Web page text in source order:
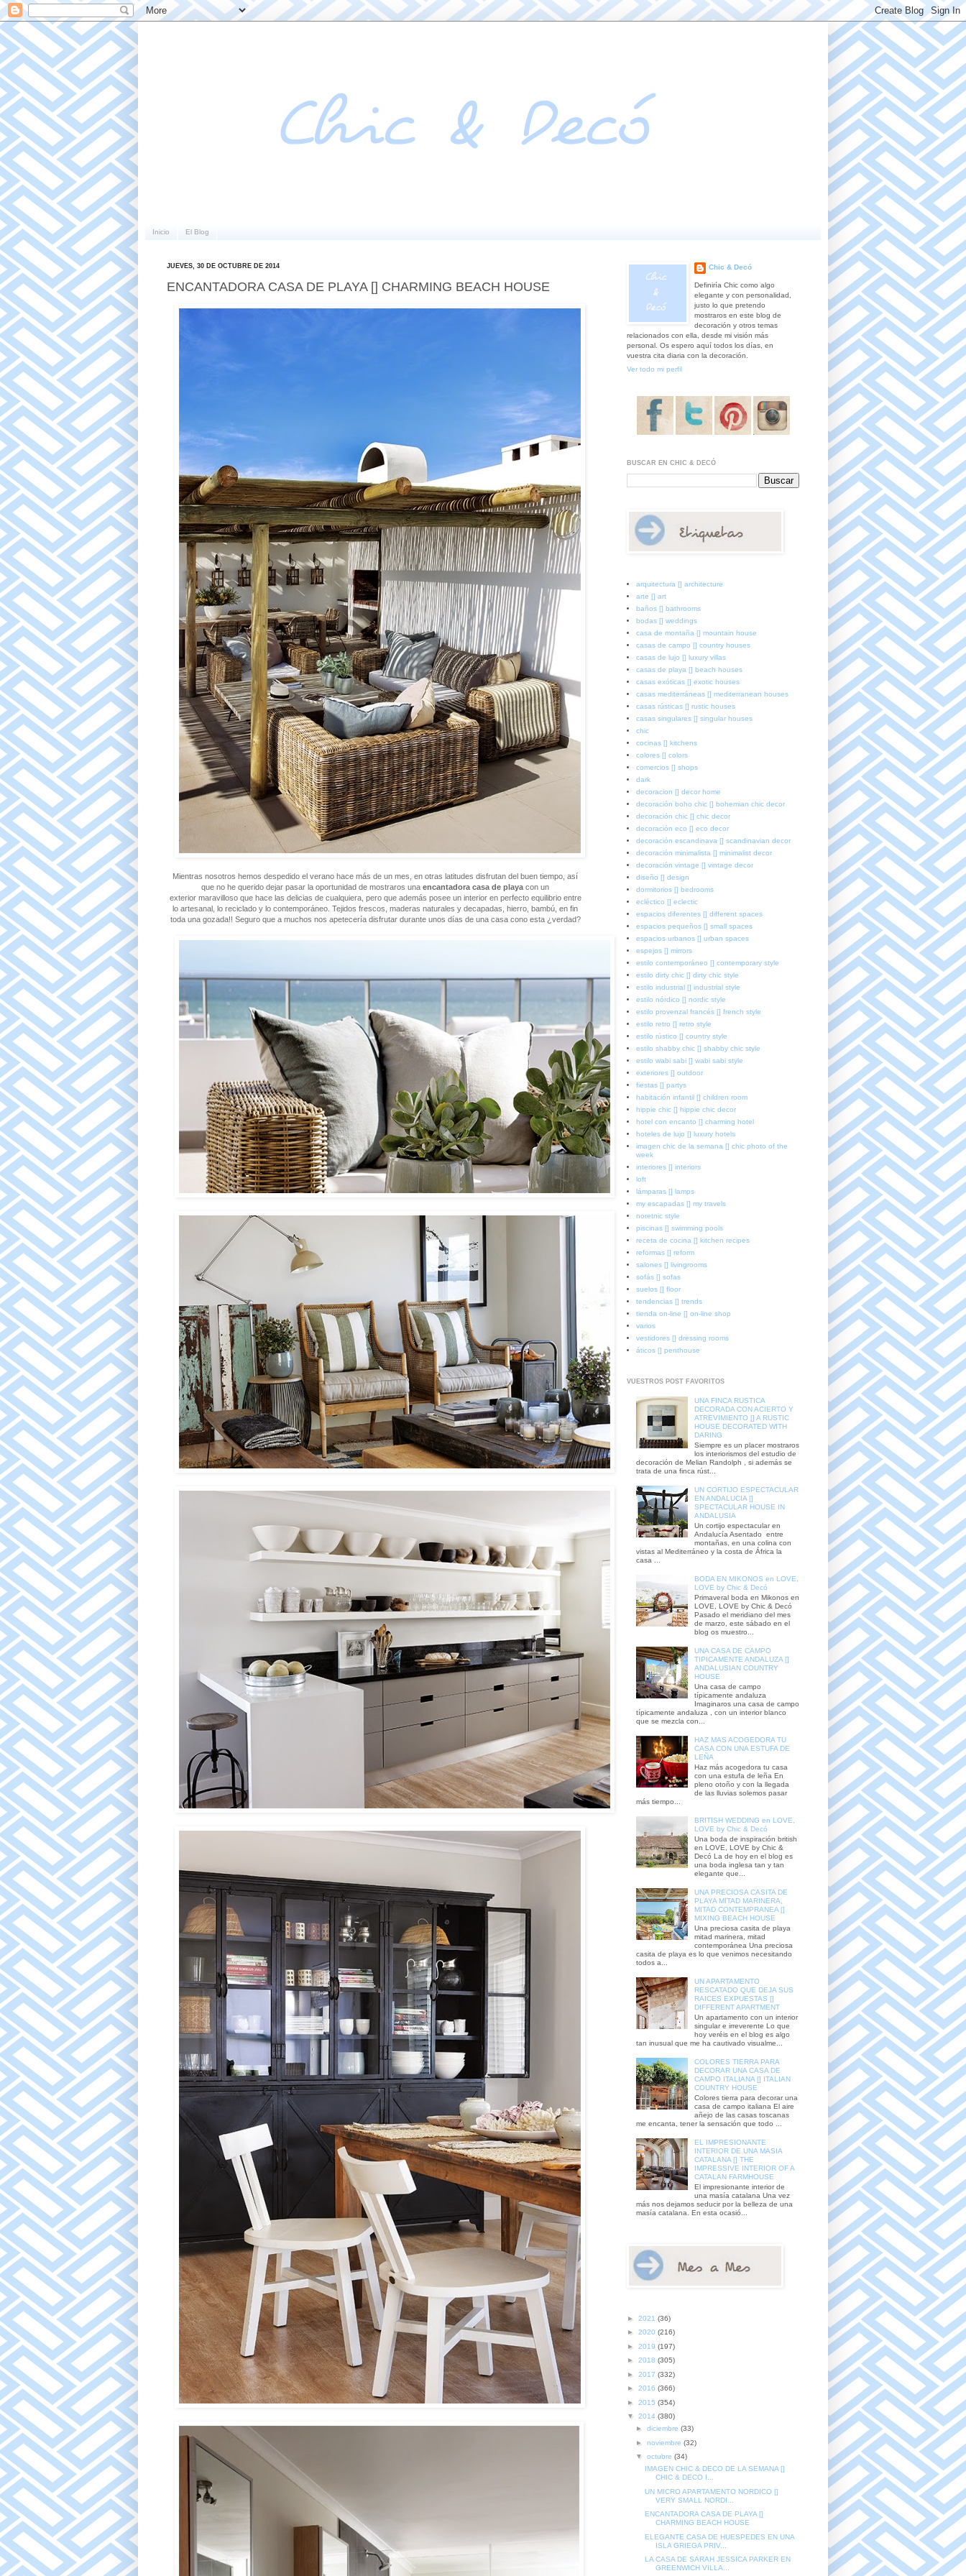
Inicio El Blog
JUEVES, 30 DE OCTUBRE DE 2014
ENCANTADORA CASA DE PLAYA [] CHARMING BEACH HOUSE
Mientras nosotros hemos despedido el verano hace más de un mes, en otras latitudes disfrutan del buen tiempo, así
que no he querido dejar pasar la oportunidad de mostraros una encantadora casa de playa con un
exterior maravilloso que hace las delicias de cualquiera, pero que además posee un interior en perfecto equilibrio entre
lo artesanal, lo reciclado y lo contemporáneo. Tejidos frescos, maderas naturales y decapadas, hierro, bambú, en fin
toda una gozada!! Seguro que a muchos nos apetecería disfrutar durante unos días de una casa cono esta ¿verdad?
Chic & Decó
Definiría Chic como algo
elegante y con personalidad,
justo lo que pretendo
mostraros en este blog de
decoración y otros temas
relacionados con ella, desde mi visión más
personal. Os espero aquí todos los días, en
vuestra cita diaria con la decoración.
Ver todo mi perfil
BUSCAR EN CHIC & DECÓ
arquitectura [] architecture
arte [] art
baños [] bathrooms
bodas [] weddings
casa de montaña [] mountain house
casas de campo [] country houses
casas de lujo [] luxury villas
casas de playa [] beach houses
casas exóticas [] exotic houses
casas mediterráneas [] mediterranean houses
casas rústicas [] rustic houses
casas singulares [] singular houses
chic
cocinas [] kitchens
colores [] colors
comercios [] shops
dark
decoracion [] decor home
decoración boho chic [] bohemian chic decor
decoración chic [] chic decor
decoración eco [] eco decor
decoración escandinava [] scandinavian decor
decoración minimalista [] minimalist decor
decoración vintage [] vintage decor
diseño [] design
dormitorios [] bedrooms
ecléctico [] eclectic
espacios diferentes [] different spaces
espacios pequeños [] small spaces
espacios urbanos [] urban spaces
espejos [] mirrors
estilo contemporáneo [] contemporary style
estilo dirty chic [] dirty chic style
estilo industrial [] industrial style
estilo nórdico [] nordic style
estilo provenzal francés [] french style
estilo retro [] retro style
estilo rústico [] country style
estilo shabby chic [] shabby chic style
estilo wabi sabi [] wabi sabi style
exteriores [] outdoor
fiestas [] partys
habitación infantil [] children room
hippie chic [] hippie chic decor
hotel con encanto [] charming hotel
hoteles de lujo [] luxury hotels
imagen chic de la semana [] chic photo of the
week
interiores [] interiors
loft
lámparas [] lamps
my escapadas [] my travels
noretnic style
piscinas [] swimming pools
receta de cocina [] kitchen recipes
reformas [] reform
salones [] livingrooms
sofás [] sofas
suelos [] floor
tendencias [] trends
tienda on-line [] on-line shop
varios
vestidores [] dressing rooms
áticos [] penthouse
VUESTROS POST FAVORITOS
UNA FINCA RUSTICA
DECORADA CON ACIERTO Y
ATREVIMIENTO [] A RUSTIC
HOUSE DECORATED WITH
DARING
Siempre es un placer mostraros
los interiorismos del estudio de
decoración de Melian Randolph , si además se
trata de una finca rúst...
UN CORTIJO ESPECTACULAR
EN ANDALUCIA []
SPECTACULAR HOUSE IN
ANDALUSIA
Un cortijo espectacular en
Andalucía Asentado entre
montañas, en una colina con
vistas al Mediterráneo y la costa de África la
casa ...
BODA EN MIKONOS en LOVE,
LOVE by Chic & Decó
Primaveral boda en Mikonos en
LOVE, LOVE by Chic & Decó
Pasado el meridiano del mes
de marzo, este sábado en el
blog os muestro...
UNA CASA DE CAMPO
TIPICAMENTE ANDALUZA []
ANDALUSIAN COUNTRY
HOUSE
Una casa de campo
típicamente andaluza
Imaginaros una casa de campo
típicamente andaluza , con un interior blanco
que se mezcla con...
HAZ MAS ACOGEDORA TU
CASA CON UNA ESTUFA DE
LEÑA
Haz más acogedora tu casa
con una estufa de leña En
pleno otoño y con la llegada
de las lluvias solemos pasar
más tiempo...
BRITISH WEDDING en LOVE,
LOVE by Chic & Decó
Una boda de inspiración british
en LOVE, LOVE by Chic &
Decó La de hoy en el blog es
una boda inglesa tan y tan
elegante que...
UNA PRECIOSA CASITA DE
PLAYA MITAD MARINERA,
MITAD CONTEMPRANEA []
MIXING BEACH HOUSE
Una preciosa casita de playa
mitad marinera, mitad
contemporánea Una preciosa
casita de playa es lo que venimos necesitando
todos a...
UN APARTAMENTO
RESCATADO QUE DEJA SUS
RAICES EXPUESTAS []
DIFFERENT APARTMENT
Un apartamento con un interior
singular e irreverente Lo que
hoy veréis en el blog es algo
tan inusual que me ha cautivado visualme...
COLORES TIERRA PARA
DECORAR UNA CASA DE
CAMPO ITALIANA [] ITALIAN
COUNTRY HOUSE
Colores tierra para decorar una
casa de campo italiana El aire
añejo de las casas toscanas
me encanta, tener la sensación que todo ...
EL IMPRESIONANTE
INTERIOR DE UNA MASIA
CATALANA [] THE
IMPRESSIVE INTERIOR OF A
CATALAN FARMHOUSE
El impresionante interior de
una masía catalana Una vez
más nos dejamos seducir por la belleza de una
masía catalana. En esta ocasió...
► 2021 (36)
► 2020 (216)
► 2019 (197)
► 2018 (305)
► 2017 (332)
► 2016 (366)
► 2015 (354)
▼ 2014 (380)
► diciembre (33)
► noviembre (32)
▼ octubre (34)
IMAGEN CHIC & DECO DE LA SEMANA []
CHIC & DECO I...
UN MICRO APARTAMENTO NORDICO []
VERY SMALL NORDI...
ENCANTADORA CASA DE PLAYA []
CHARMING BEACH HOUSE
ELEGANTE CASA DE HUESPEDES EN UNA
ISLA GRIEGA PRIV...
LA CASA DE SARAH JESSICA PARKER EN
GREENWICH VILLA...